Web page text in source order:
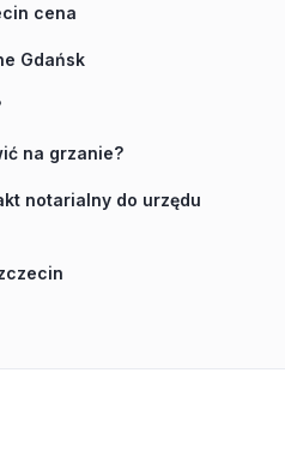
cena
Gdańsk
na grzanie?
notarialny do urzędu